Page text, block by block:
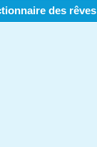
des rêves